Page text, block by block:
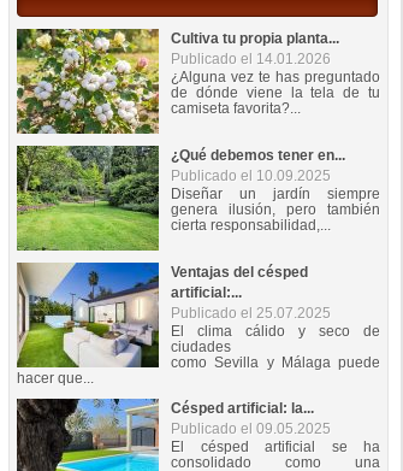
Cultiva tu propia planta...
Publicado el 14.01.2026
¿Alguna vez te has preguntado
de dónde viene la tela de tu
camiseta favorita?...
¿Qué debemos tener en...
Publicado el 10.09.2025
Diseñar un jardín siempre
genera ilusión, pero también
cierta responsabilidad,...
Ventajas del césped
artificial:...
Publicado el 25.07.2025
El clima cálido y seco de
ciudades
como Sevilla y Málaga puede
hacer que...
Césped artificial: la...
Publicado el 09.05.2025
El césped artificial se ha
consolidado como una